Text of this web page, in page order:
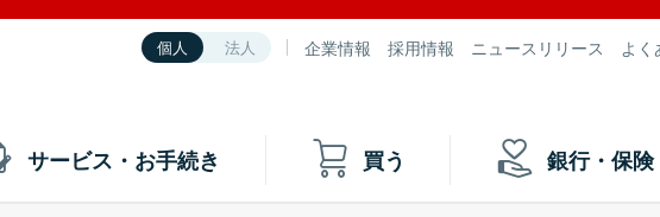
個人 法人 企業情報 採用情報 ニュースリリース よ
サービス・お手続き 買う 銀行・保険